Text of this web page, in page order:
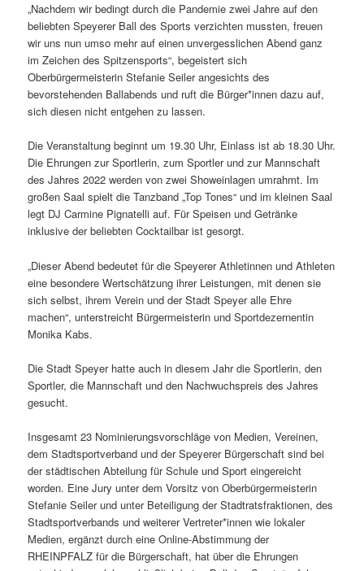
„Nachdem wir bedingt durch die Pandemie zwei Jahre auf den
beliebten Speyerer Ball des Sports verzichten mussten, freuen
wir uns nun umso mehr auf einen unvergesslichen Abend ganz
im Zeichen des Spitzensports“, begeistert sich
Oberbürgermeisterin Stefanie Seiler angesichts des
bevorstehenden Ballabends und ruft die Bürger*innen dazu auf,
sich diesen nicht entgehen zu lassen.
Die Veranstaltung beginnt um 19.30 Uhr, Einlass ist ab 18.30 Uhr.
Die Ehrungen zur Sportlerin, zum Sportler und zur Mannschaft
des Jahres 2022 werden von zwei Showeinlagen umrahmt. Im
großen Saal spielt die Tanzband „Top Tones“ und im kleinen Saal
legt DJ Carmine Pignatelli auf. Für Speisen und Getränke
inklusive der beliebten Cocktailbar ist gesorgt.
„Dieser Abend bedeutet für die Speyerer Athletinnen und Athleten
eine besondere Wertschätzung ihrer Leistungen, mit denen sie
sich selbst, ihrem Verein und der Stadt Speyer alle Ehre
machen“, unterstreicht Bürgermeisterin und Sportdezernentin
Monika Kabs.
Die Stadt Speyer hatte auch in diesem Jahr die Sportlerin, den
Sportler, die Mannschaft und den Nachwuchspreis des Jahres
gesucht.
Insgesamt 23 Nominierungsvorschläge von Medien, Vereinen,
dem Stadtsportverband und der Speyerer Bürgerschaft sind bei
der städtischen Abteilung für Schule und Sport eingereicht
worden. Eine Jury unter dem Vorsitz von Oberbürgermeisterin
Stefanie Seiler und unter Beteiligung der Stadtratsfraktionen, des
Stadtsportverbands und weiterer Vertreter*innen wie lokaler
Medien, ergänzt durch eine Online-Abstimmung der
RHEINPFALZ für die Bürgerschaft, hat über die Ehrungen